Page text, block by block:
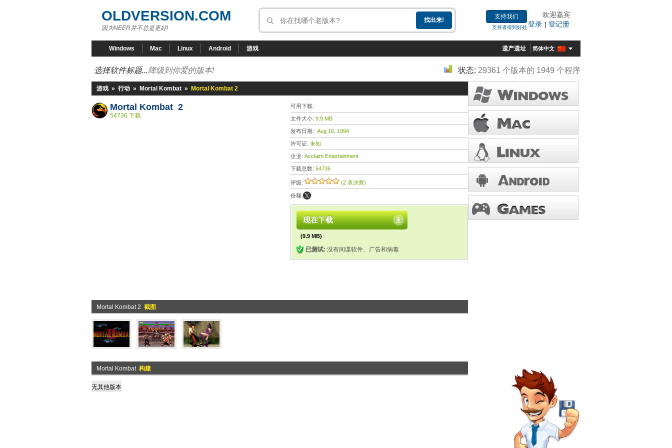
OLDVERSION.COM
因为NEER并不总是更好!
支持我们
支持者得到好处
欢迎嘉宾
登录 | 登记册
Windows Mac Linux Android 游戏 遗产遗址 简体中文
选择软件标题...降级到你爱的版本! 状态: 29361 个版本的 1949 个程序
游戏 » 行动 » Mortal Kombat » Mortal Kombat 2
Mortal Kombat 2
54736 下载
可用下载:
文件大小: 9.9 MB
发布日期: Aug 16, 1994
许可证: 未知
企业: Acclaim Entertainment
下载总数: 54736
评级: (2 表决票)
份额:
现在下载
(9.9 MB)
已测试: 没有间谍软件、广告和病毒
Mortal Kombat 2 截图
Mortal Kombat 构建
无其他版本